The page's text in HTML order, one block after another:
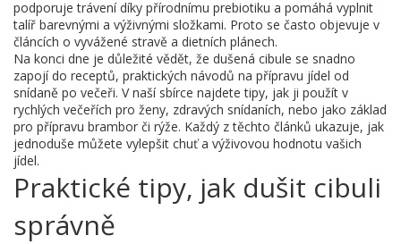
podporuje trávení díky přírodnímu prebiotiku a pomáhá vyplnit
talíř barevnými a výživnými složkami. Proto se často objevuje v
článcích o vyvážené stravě a dietních plánech.
Na konci dne je důležité vědět, že dušená cibule se snadno
zapojí do receptů, praktických návodů na přípravu jídel od
snídaně po večeři. V naší sbírce najdete tipy, jak ji použít v
rychlých večeřích pro ženy, zdravých snídaních, nebo jako základ
pro přípravu brambor či rýže. Každý z těchto článků ukazuje, jak
jednoduše můžete vylepšit chuť a výživovou hodnotu vašich
jídel.
Praktické tipy, jak dušit cibuli
správně